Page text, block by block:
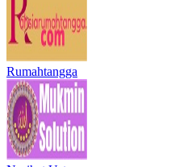
Rumahtangga